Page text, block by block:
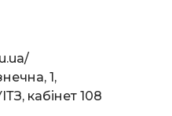
1,
кабінет 108